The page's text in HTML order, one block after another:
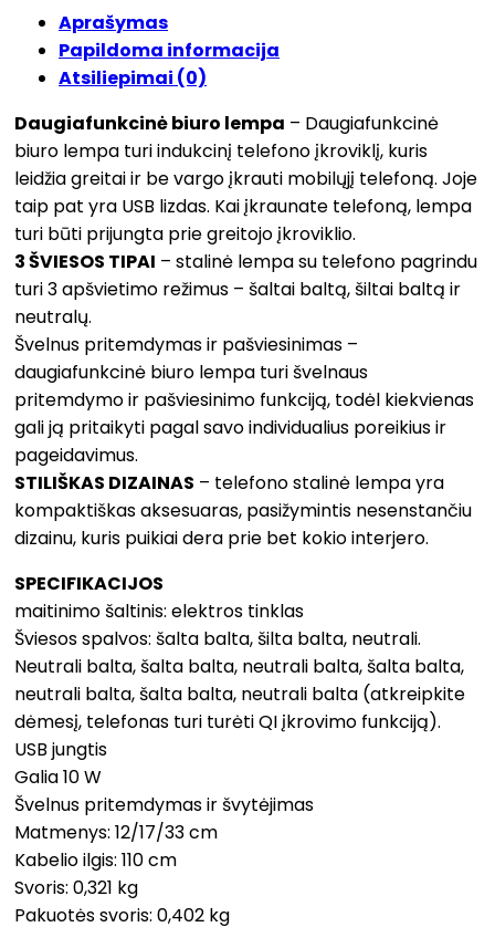
Aprašymas
Papildoma informacija
Atsiliepimai (0)
Daugiafunkcinė biuro lempa – Daugiafunkcinė
biuro lempa turi indukcinį telefono įkroviklį, kuris
leidžia greitai ir be vargo įkrauti mobilųjį telefoną. Joje
taip pat yra USB lizdas. Kai įkraunate telefoną, lempa
turi būti prijungta prie greitojo įkroviklio.
3 ŠVIESOS TIPAI – stalinė lempa su telefono pagrindu
turi 3 apšvietimo režimus – šaltai baltą, šiltai baltą ir
neutralų.
Švelnus pritemdymas ir pašviesinimas –
daugiafunkcinė biuro lempa turi švelnaus
pritemdymo ir pašviesinimo funkciją, todėl kiekvienas
gali ją pritaikyti pagal savo individualius poreikius ir
pageidavimus.
STILIŠKAS DIZAINAS – telefono stalinė lempa yra
kompaktiškas aksesuaras, pasižymintis nesenstančiu
dizainu, kuris puikiai dera prie bet kokio interjero.
SPECIFIKACIJOS
maitinimo šaltinis: elektros tinklas
Šviesos spalvos: šalta balta, šilta balta, neutrali.
Neutrali balta, šalta balta, neutrali balta, šalta balta,
neutrali balta, šalta balta, neutrali balta (atkreipkite
dėmesį, telefonas turi turėti QI įkrovimo funkciją).
USB jungtis
Galia 10 W
Švelnus pritemdymas ir švytėjimas
Matmenys: 12/17/33 cm
Kabelio ilgis: 110 cm
Svoris: 0,321 kg
Pakuotės svoris: 0,402 kg